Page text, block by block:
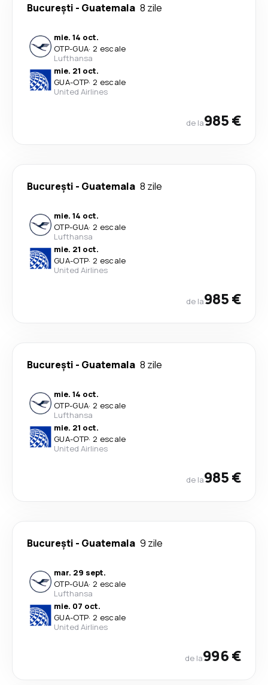
București - Guatemala 8 zile
mie. 14 oct.
OTP-GUA· 2 escale
Lufthansa
mie. 21 oct.
GUA-OTP· 2 escale
United Airlines
de la985 €
București - Guatemala 8 zile
mie. 14 oct.
OTP-GUA· 2 escale
Lufthansa
mie. 21 oct.
GUA-OTP· 2 escale
United Airlines
de la985 €
București - Guatemala 8 zile
mie. 14 oct.
OTP-GUA· 2 escale
Lufthansa
mie. 21 oct.
GUA-OTP· 2 escale
United Airlines
de la985 €
București - Guatemala 9 zile
mar. 29 sept.
OTP-GUA· 2 escale
Lufthansa
mie. 07 oct.
GUA-OTP· 2 escale
United Airlines
de la996 €